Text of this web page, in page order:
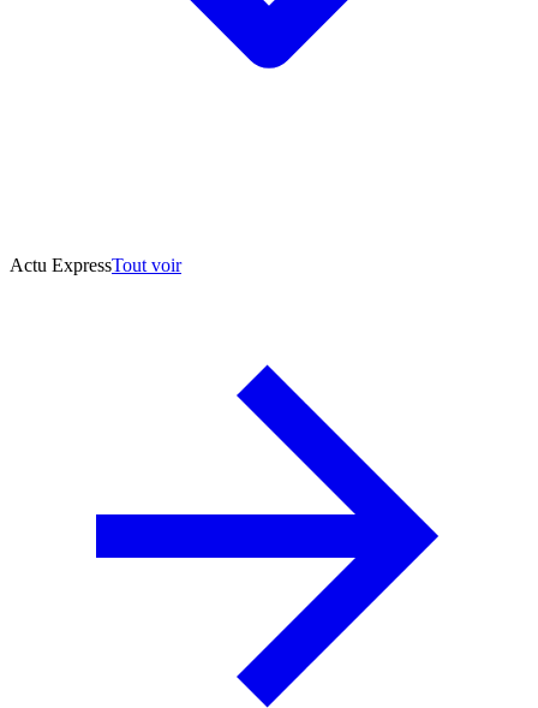
Actu ExpressTout voir